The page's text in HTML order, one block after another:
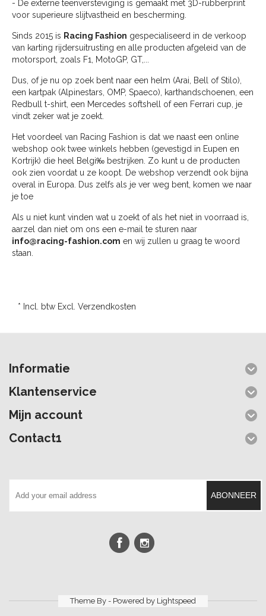
- De externe teenversteviging is gemaakt met 3D-rubberprint
voor superieure slijtvastheid en bescherming.
Sinds 2015 is Racing Fashion gespecialiseerd in de verkoop
van karting rijdersuitrusting en alle producten afgeleid van de
motorsport, zoals F1, MotoGP, GT,...
Dus, of je nu op zoek bent naar een helm (Arai, Bell of Stilo),
een kartpak (Alpinestars, OMP, Spaeco), karthandschoenen, een
Redbull t-shirt, een Mercedes softshell of een Ferrari cup, je
vindt zeker wat je zoekt.
Het voordeel van Racing Fashion is dat we naast een online
webshop ook twee winkels hebben (gevestigd in Eupen en
Kortrijk) die heel Belgi‰ bestrijken. Zo kunt u de producten
ook zien voordat u ze koopt. De webshop verzendt ook bijna
overal in Europa. Dus zelfs als je ver weg bent, komen we naar
je toe
Als u niet kunt vinden wat u zoekt of als het niet in voorraad is,
aarzel dan niet om ons een e-mail te sturen naar
info@racing-fashion.com en wij zullen u graag te woord
staan.
* Incl. btw Excl. Verzendkosten
Informatie
Klantenservice
Mijn account
Contact1
ABONNEER
Theme By - Powered by Lightspeed